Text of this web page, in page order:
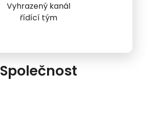
Společnost
Vyhrazený kanál
řídící tým